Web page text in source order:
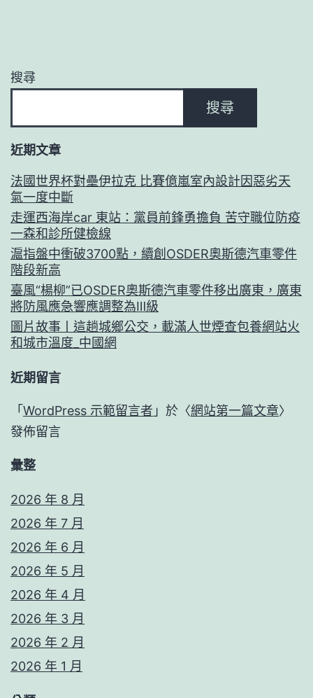
搜尋
搜尋
近期文章
法國世界杯對壘伊拉克 比賽億嵐室內設計因惡劣天
氣一度中斷
走運西海岸car 東站：黨員前鋒勇擔負 苦守職位防疫
一森和診所健檢線
滬指盤中衝破3700點，續創OSDER奧斯德汽車零件
階段新高
臺風“楊柳”已OSDER奧斯德汽車零件移出廣東，廣東
將防風應急響應調整為Ⅲ級
圖片故事丨這趟城鄉公交，載滿人世煙查包養網站火
和城市溫度_中國網
近期留言
「 WordPress 示範留言者 」於〈網站第一篇文章〉
發佈留言
彙整
2026 年 8 月
2026 年 7 月
2026 年 6 月
2026 年 5 月
2026 年 4 月
2026 年 3 月
2026 年 2 月
2026 年 1 月